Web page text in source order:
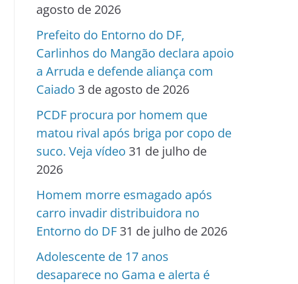
agosto de 2026
Prefeito do Entorno do DF,
Carlinhos do Mangão declara apoio
a Arruda e defende aliança com
Caiado 3 de agosto de 2026
PCDF procura por homem que
matou rival após briga por copo de
suco. Veja vídeo 31 de julho de
2026
Homem morre esmagado após
carro invadir distribuidora no
Entorno do DF 31 de julho de 2026
Adolescente de 17 anos
desaparece no Gama e alerta é